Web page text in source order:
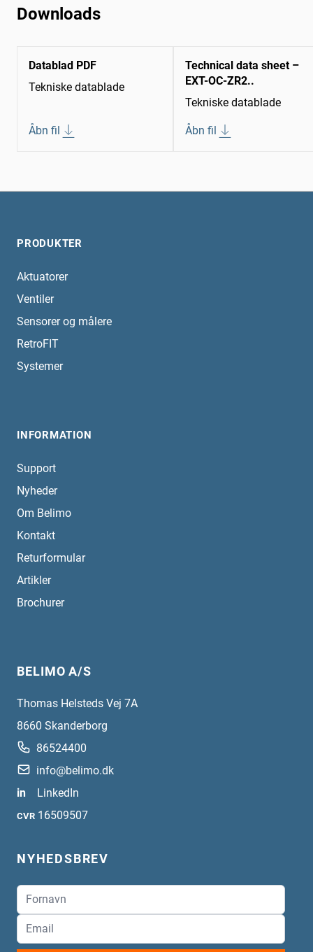
Downloads
Datablad PDF
Tekniske datablade
Åbn fil
Technical data sheet –
EXT-OC-ZR2..
Tekniske datablade
Åbn fil
PRODUKTER
Aktuatorer
Ventiler
Sensorer og målere
RetroFIT
Systemer
INFORMATION
Support
Nyheder
Om Belimo
Kontakt
Returformular
Artikler
Brochurer
BELIMO A/S
Thomas Helsteds Vej 7A
8660 Skanderborg
86524400
info@belimo.dk
in
LinkedIn
CVR 16509507
NYHEDSBREV